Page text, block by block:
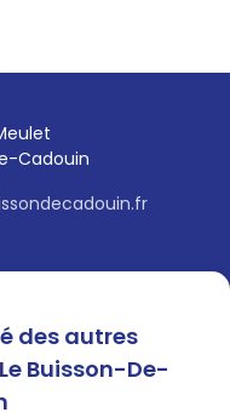
Cadouin
des autres
Buisson-De-